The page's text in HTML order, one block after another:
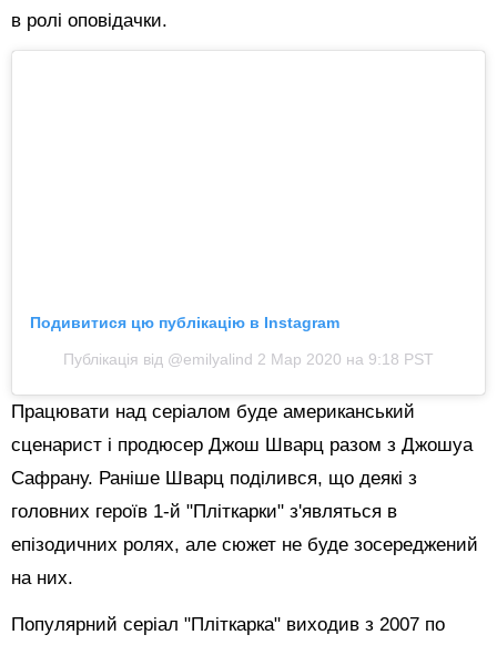
в ролі оповідачки.
Подивитися цю публікацію в Instagram
Публікація від @emilyalind 2 Мар 2020 на 9:18 PST
Працювати над серіалом буде американський
сценарист і продюсер Джош Шварц разом з Джошуа
Сафрану. Раніше Шварц поділився, що деякі з
головних героїв 1-й "Пліткарки" з'являться в
епізодичних ролях, але сюжет не буде зосереджений
на них.
Популярний серіал "Пліткарка" виходив з 2007 по